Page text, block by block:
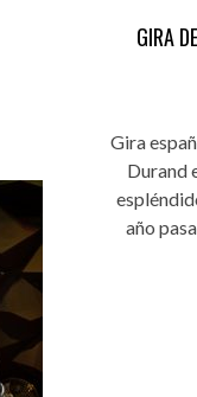
GIRA
Gira
Durand
año